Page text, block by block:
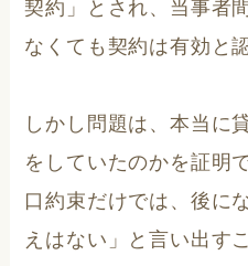
契約」とされ、当事者
なくても契約は有効と
しかし問題は、本当に
をしていたのかを証明
口約束だけでは、後に
えはない」と言い出す